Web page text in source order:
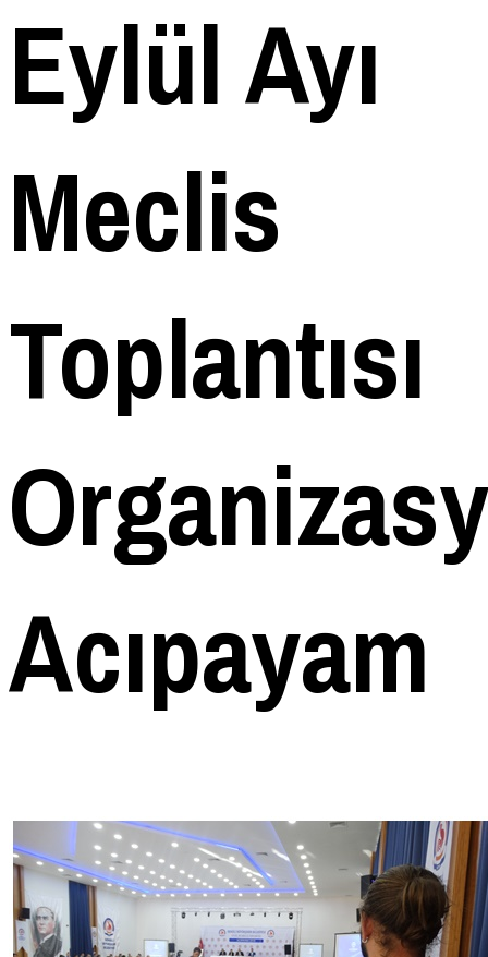
Eylül Ayı
Meclis
Toplantısı
Acıpayam